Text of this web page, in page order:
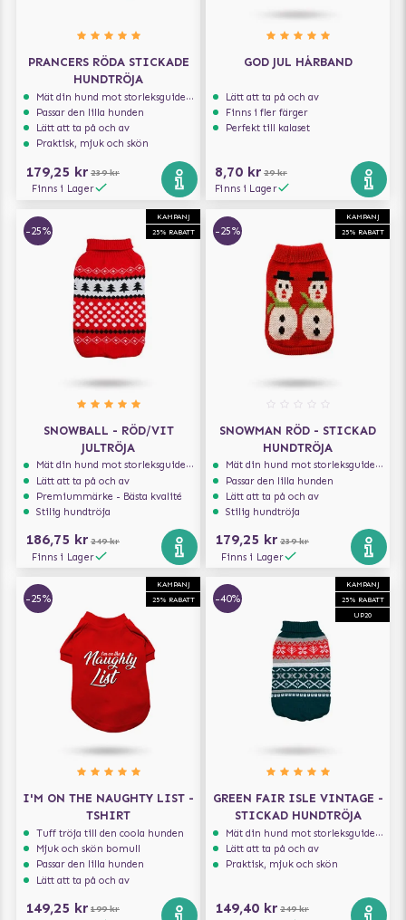
PRANCERS RÖDA STICKADE
HUNDTRÖJA
Mät din hund mot storleksguiden för att få rätt storlek
Passar den lilla hunden
Lätt att ta på och av
Praktisk, mjuk och skön
179,25 kr 239 kr
Finns i Lager
GOD JUL HÅRBAND
Lätt att ta på och av
Finns i fler färger
Perfekt till kalaset
8,70 kr 29 kr
Finns i Lager
KAMPANJ
25% RABATT
-25%
SNOWBALL - RÖD/VIT
JULTRÖJA
Mät din hund mot storleksguiden för att få rätt storlek
Lätt att ta på och av
Premiummärke - Bästa kvalité
Stilig hundtröja
186,75 kr 249 kr
Finns i Lager
KAMPANJ
25% RABATT
-25%
SNOWMAN RÖD - STICKAD
HUNDTRÖJA
Mät din hund mot storleksguiden för att få rätt storlek
Passar den lilla hunden
Lätt att ta på och av
Stilig hundtröja
179,25 kr 239 kr
Finns i Lager
KAMPANJ
25% RABATT
-25%
I'M ON THE NAUGHTY LIST -
TSHIRT
Tuff tröja till den coola hunden
Mjuk och skön bomull
Passar den lilla hunden
Lätt att ta på och av
149,25 kr 199 kr
KAMPANJ
25% RABATT
UP20
-40%
GREEN FAIR ISLE VINTAGE -
STICKAD HUNDTRÖJA
Mät din hund mot storleksguiden för att få rätt storlek
Lätt att ta på och av
Praktisk, mjuk och skön
149,40 kr 249 kr